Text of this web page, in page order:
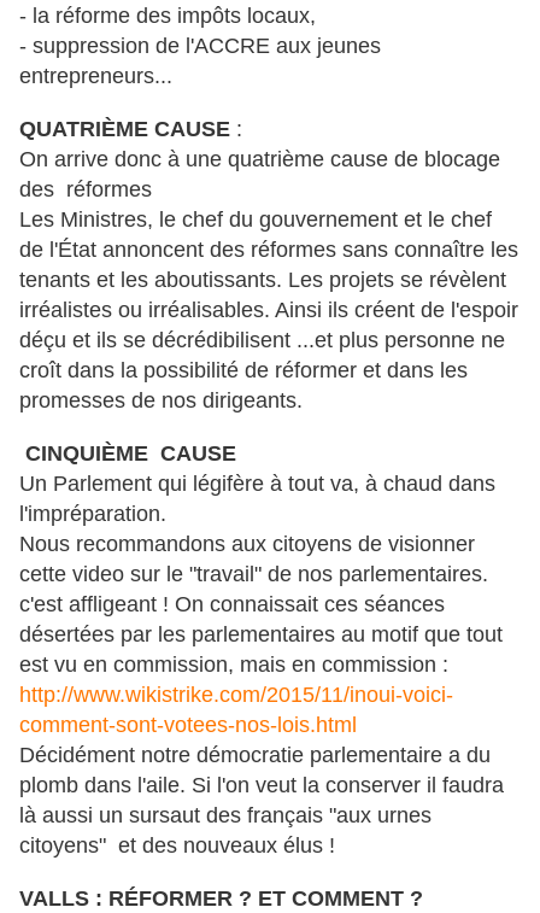
- la réforme des impôts locaux,
- suppression de l'ACCRE aux jeunes
entrepreneurs...
QUATRIÈME CAUSE :
On arrive donc à une quatrième cause de blocage
des réformes
Les Ministres, le chef du gouvernement et le chef
de l'État annoncent des réformes sans connaître les
tenants et les aboutissants. Les projets se révèlent
irréalistes ou irréalisables. Ainsi ils créent de l'espoir
déçu et ils se décrédibilisent ...et plus personne ne
croît dans la possibilité de réformer et dans les
promesses de nos dirigeants.
CINQUIÈME CAUSE
Un Parlement qui légifère à tout va, à chaud dans
l'impréparation.
Nous recommandons aux citoyens de visionner
cette video sur le "travail" de nos parlementaires.
c'est affligeant ! On connaissait ces séances
désertées par les parlementaires au motif que tout
est vu en commission, mais en commission :
http://www.wikistrike.com/2015/11/inoui-voici-
comment-sont-votees-nos-lois.html
Décidément notre démocratie parlementaire a du
plomb dans l'aile. Si l'on veut la conserver il faudra
là aussi un sursaut des français "aux urnes
citoyens" et des nouveaux élus !
VALLS : RÉFORMER ? ET COMMENT ?